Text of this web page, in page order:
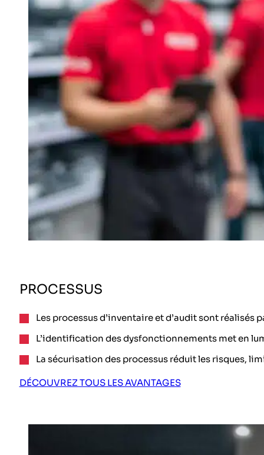
PROCESSUS
Les processus d’inventaire et d’audit sont
L’identification des dysfonctionnements met en
La sécurisation des processus réduit les risques,
DÉCOUVREZ TOUS LES AVANTAGES